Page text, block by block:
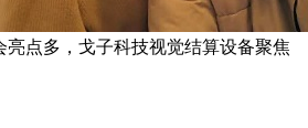
亮点多，戈子科技视觉结算设备聚焦